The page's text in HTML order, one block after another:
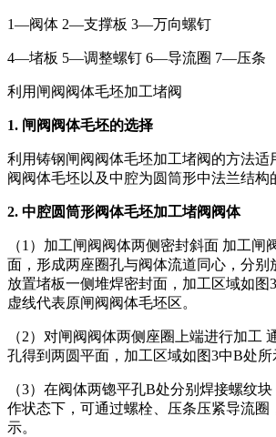
1—阀体 2—支撑板 3—万向螺钉
4—堵板 5—调整螺钉 6—导流圈 7—压条
利用闸阀阀体毛坯加工堵阀
1. 闸阀阀体毛坯的选择
利用铸钢闸阀阀体毛坯加工堵阀的方法适
阀阀体毛坯以及中腔为圆筒形中法兰结构
2. 中腔圆筒形阀体毛坯加工堵阀阀体
（1）加工闸阀阀体两侧密封斜面 加工闸
面，形成两座圈孔与阀体流道同心，分别
放置堵板一侧堆焊密封面，加工区域如图
虚线代表原闸阀阀体毛坯区。
（2）对闸阀阀体两侧座圈上端进行加工
孔得到两圆平面，加工区域如图3中B处所
（3）在阀体两锪平孔B处分别焊接螺纹
作状态下，可通过螺栓、压条压紧导流圈
示。